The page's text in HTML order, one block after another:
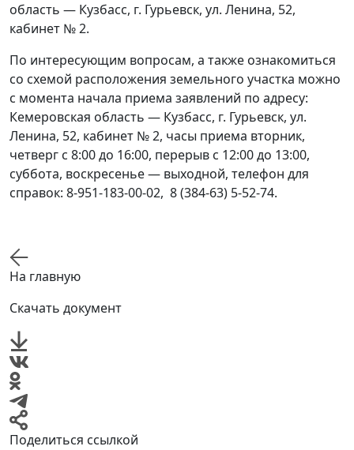
область — Кузбасс, г. Гурьевск, ул. Ленина, 52,
кабинет № 2.
По интересующим вопросам, а также ознакомиться
со схемой расположения земельного участка можно
с момента начала приема заявлений по адресу:
Кемеровская область — Кузбасс, г. Гурьевск, ул.
Ленина, 52, кабинет № 2, часы приема вторник,
четверг с 8:00 до 16:00, перерыв с 12:00 до 13:00,
суббота, воскресенье — выходной, телефон для
справок: 8-951-183-00-02, 8 (384-63) 5-52-74.
На главную
Скачать документ
Поделиться ссылкой